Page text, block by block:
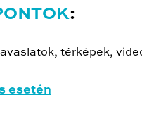
:
térképek,
esetén